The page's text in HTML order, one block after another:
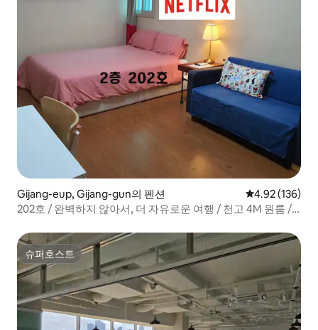
Gijang-eup, Gijang-gun의 펜션 평점 4.92점(5
4.92 (136)
202호 / 완벽하지 않아서, 더 자유로운 여행 / 천고 4M 원룸 /
슈퍼호스트
슈퍼호스트